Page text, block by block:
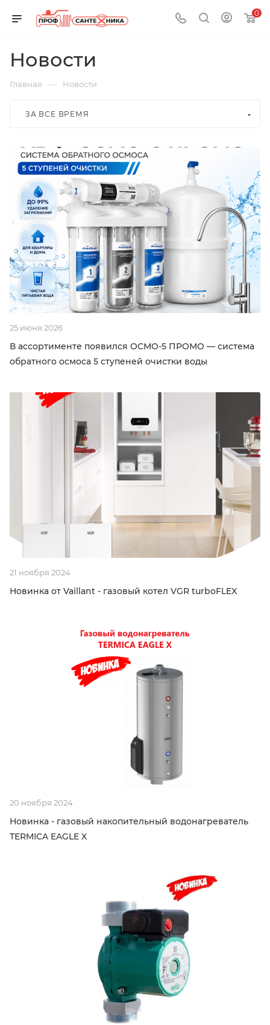
0
Новости
Главная — Новости
ЗА ВСЕ ВРЕМЯ
25 июня 2026
В ассортименте появился ОСМО-5 ПРОМО — система
обратного осмоса 5 ступеней очистки воды
21 ноября 2024
Новинка от Vaillant - газовый котел VGR turboFLEX
20 ноября 2024
Новинка - газовый накопительный водонагреватель
TERMICA EAGLE X